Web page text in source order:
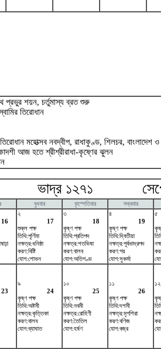
প্রভুর শয়ন, চর্তুমাস্য ব্রত শুরু
তিরোধান
মহোত্সব নবদ্বীপ, রাধাকুণ্ড, শিলচর, বাংলাদেশ
আজ হতে শ্রীশ্রীরাধা-কৃষ্ণের ঝুলন
ভাদ্র ১২৭১
বুধবার বৃহস্পতিবার
শুক্রবার
16
২
17
শুক্ল পক্ষ
তিথি:পূর্ণিমা
নক্ষত্র:ধনিষ্ঠা
করণ:বিষ্টি
যোগ:শোভন
৩
18
কৃষ্ণ পক্ষ
তিথি:প্রতিপদ
নক্ষত্র:শতভিষ‌া
করণ:বালব
যোগ:অতিগণ্ড
৪
19
কৃষ্ণ পক্ষ
তিথি:দ্বিতীয়া
নক্ষত্র:পূর্বভাদ্রপদ
করণ:গর
যোগ:সুকর্মা
৫
23
৯
24
কৃষ্ণ পক্ষ
তিথি:অষ্টমী
নক্ষত্র:কৃত্তিকা
করণ:বালব
যোগ:ব্যাঘাত
১০
25
কৃষ্ণ পক্ষ
তিথি:নবমী
নক্ষত্র:রোহিণী
করণ:তৈতিল
যোগ:হর্ষণ
১১
26
কৃষ্ণ পক্ষ
তিথি:দশমী
নক্ষত্র:মৃগশিরা
করণ:বণিজ
যোগ:বজ্র
১২